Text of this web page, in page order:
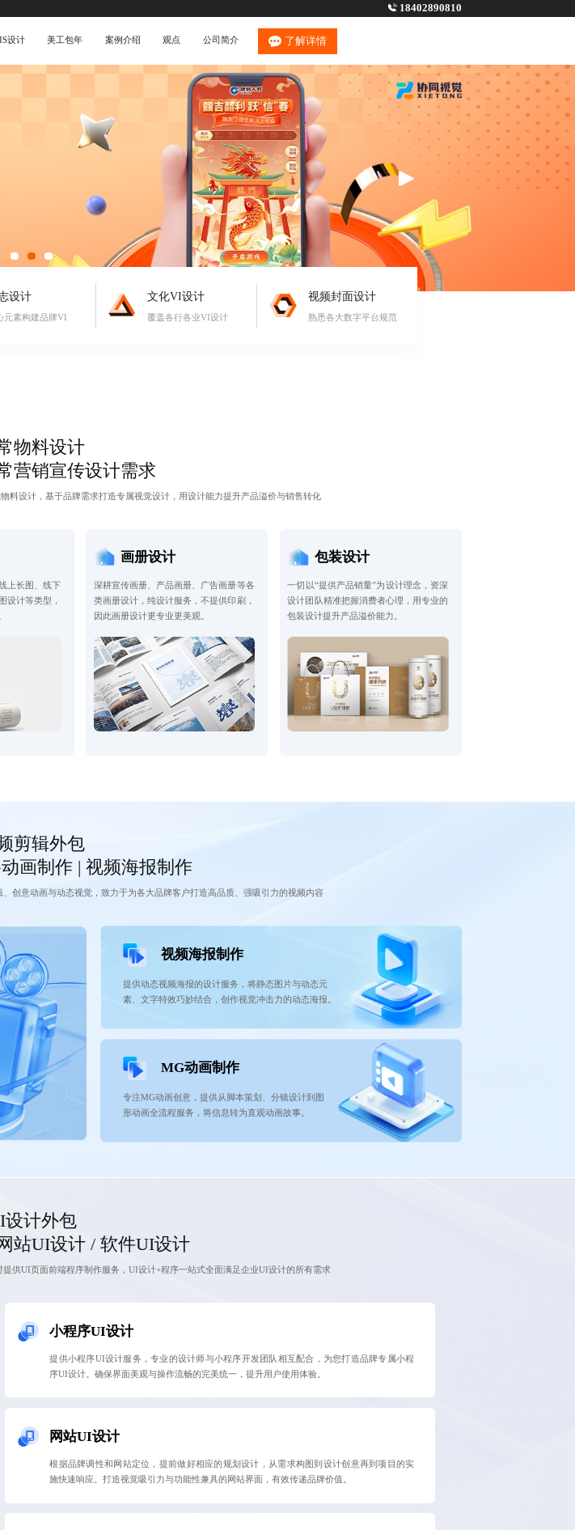
18402890810
设计 美工包年 案例介绍 观点 公司简介 了解详情
设计
元素构建品牌VI
文化VI设计
覆盖各行各业VI设计
视频封面设计
熟悉各大数字平台规范
物料设计
营销宣传设计需求
料设计，基于品牌需求打造专属视觉设计，用设计能力提升产品溢价与销售转化
上长图、线下
设计等类型，
画册设计
深耕宣传画册、产品画册、广告画册等各
类画册设计，纯设计服务，不提供印刷，
因此画册设计更专业更美观。
包装设计
一切以“提供产品销量”为设计理念，资深
设计团队精准把握消费者心理，用专业的
包装设计提升产品溢价能力。
剪辑外包
画制作 | 视频海报制作
创意动画与动态视觉，致力于为各大品牌客户打造高品质、强吸引力的视频内容
视频海报制作
提供动态视频海报的设计服务，将静态图片与动态元
素、文字特效巧妙结合，创作视觉冲击力的动态海报。
MG动画制作
专注MG动画创意，提供从脚本策划、分镜设计到图
形动画全流程服务，将信息转为直观动画故事。
设计外包
站UI设计 / 软件UI设计
供UI页面前端程序制作服务，UI设计+程序一站式全面满足企业UI设计的所有需求
小程序UI设计
提供小程序UI设计服务，专业的设计师与小程序开发团队相互配合，为您打造品牌专属小程
序UI设计。确保界面美观与操作流畅的完美统一，提升用户使用体验。
网站UI设计
根据品牌调性和网站定位，提前做好相应的规划设计，从需求构图到设计创意再到项目的实
施快速响应。打造视觉吸引力与功能性兼具的网站界面，有效传递品牌价值。